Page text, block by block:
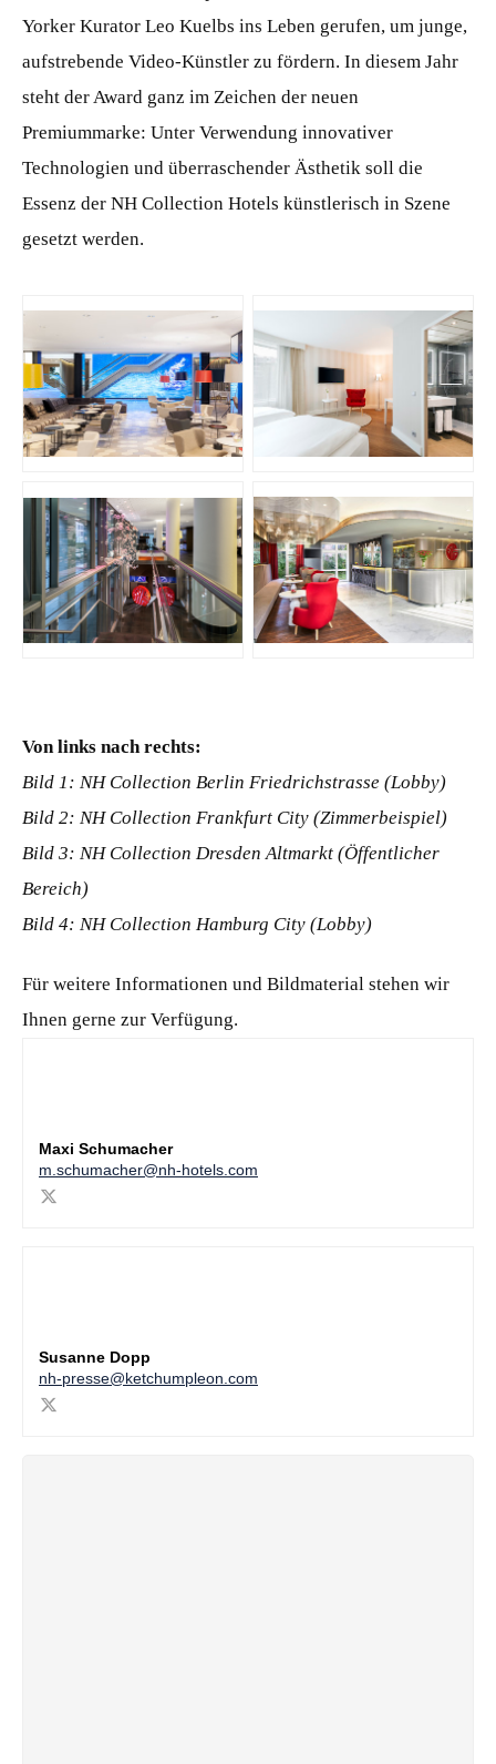
Yorker Kurator Leo Kuelbs ins Leben gerufen, um junge,
aufstrebende Video-Künstler zu fördern. In diesem Jahr
steht der Award ganz im Zeichen der neuen
Premiummarke: Unter Verwendung innovativer
Technologien und überraschender Ästhetik soll die
Essenz der NH Collection Hotels künstlerisch in Szene
gesetzt werden.
JPG
PNG JPG
Von links nach rechts:
Bild 1: NH Collection Berlin Friedrichstrasse (Lobby)
Bild 2: NH Collection Frankfurt City (Zimmerbeispiel)
Bild 3: NH Collection Dresden Altmarkt (Öffentlicher
Bereich)
Bild 4: NH Collection Hamburg City (Lobby)
Für weitere Informationen und Bildmaterial stehen wir
Ihnen gerne zur Verfügung.
Maxi Schumacher
m.schumacher@nh-hotels.com
Susanne Dopp
nh-presse@ketchumpleon.com